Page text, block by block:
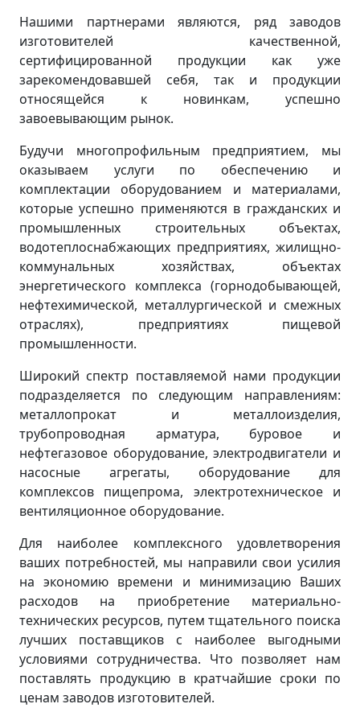
Нашими партнерами являются, ряд заводов
изготовителей качественной,
сертифицированной продукции как уже
зарекомендовавшей себя, так и продукции
относящейся к новинкам, успешно
завоевывающим рынок.
Будучи многопрофильным предприятием, мы
оказываем услуги по обеспечению и
комплектации оборудованием и материалами,
которые успешно применяются в гражданских и
промышленных строительных объектах,
водотеплоснабжающих предприятиях, жилищно-
коммунальных хозяйствах, объектах
энергетического комплекса (горнодобывающей,
нефтехимической, металлургической и смежных
отраслях), предприятиях пищевой
промышленности.
Широкий спектр поставляемой нами продукции
подразделяется по следующим направлениям:
металлопрокат и металлоизделия,
трубопроводная арматура, буровое и
нефтегазовое оборудование, электродвигатели и
насосные агрегаты, оборудование для
комплексов пищепрома, электротехническое и
вентиляционное оборудование.
Для наиболее комплексного удовлетворения
ваших потребностей, мы направили свои усилия
на экономию времени и минимизацию Ваших
расходов на приобретение материально-
технических ресурсов, путем тщательного поиска
лучших поставщиков с наиболее выгодными
условиями сотрудничества. Что позволяет нам
поставлять продукцию в кратчайшие сроки по
ценам заводов изготовителей.